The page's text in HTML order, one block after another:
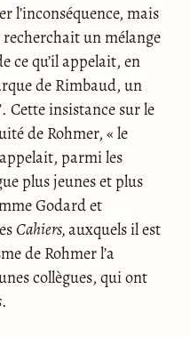
l’inconséquence, mais
recherchait un mélange
ce qu’il appelait, en
de Rimbaud, un
Cette insistance sur le
de Rohmer, « le
parmi les
plus jeunes et plus
Godard et
Cahiers,auxquels il est
de Rohmer l’a
collègues, qui ont
.